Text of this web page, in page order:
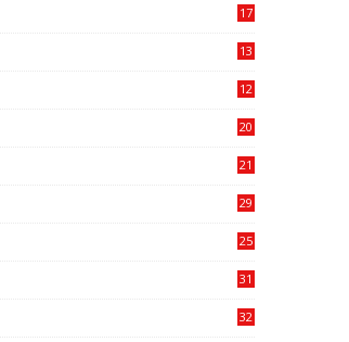
17
13
12
20
21
29
25
31
32